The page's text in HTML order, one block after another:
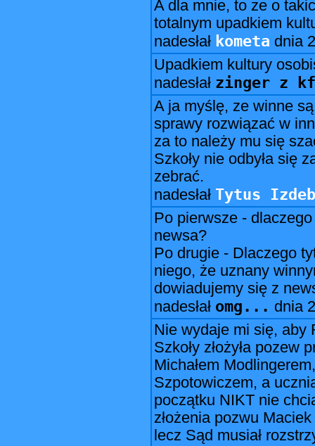
A dla mnie, to ze o
totalnym upadkiem
nadesłał kometa dnia
Upadkiem kultury
nadesłał zinger z
A ja myślę, ze winne
sprawy rozwiązać w
za to należy mu się
Szkoły nie odbyła się
zebrać.
nadesłał Tytus
Po pierwsze -
newsa?
Po drugie - Dlaczego
niego, że uznany
dowiadujemy się z
nadesłał omg... dnia
Nie wydaje mi się, aby
Szkoły złożyła
Michałem
Szpotowiczem, a
początku NIKT nie
złożenia pozwu
lecz Sąd musiał